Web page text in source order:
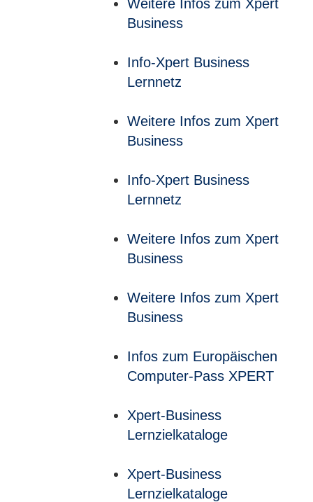
Weitere Infos zum Xpert
Business
Info-Xpert Business
Lernnetz
Weitere Infos zum Xpert
Business
Info-Xpert Business
Lernnetz
Weitere Infos zum Xpert
Business
Weitere Infos zum Xpert
Business
Infos zum Europäischen
Computer-Pass XPERT
Xpert-Business
Lernzielkataloge
Xpert-Business
Lernzielkataloge